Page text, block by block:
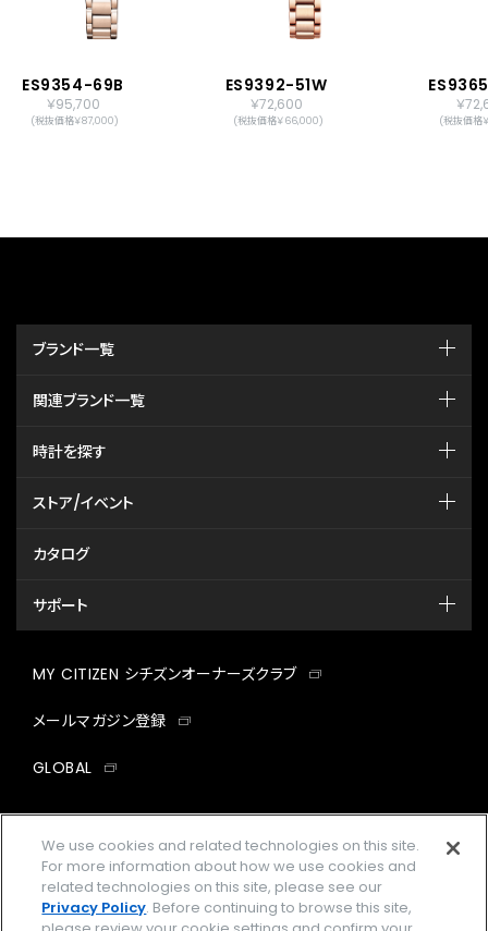
ES9354-69B
￥95,700
(税抜価格￥87,000)
ES9392-51W
￥72,600
(税抜価格￥66,000)
￥
(税抜価格
ブランド一覧
関連ブランド一覧
時計を探す
ストア/イベント
カタログ
サポート
MY CITIZEN シチズンオーナーズクラブ
メールマガジン登録
GLOBAL
企業情報 ご利用規約
We use cookies and related technologies on this site.
For more information about how we use cookies and
related technologies on this site, please see our
Privacy Policy. Before continuing to browse this site,